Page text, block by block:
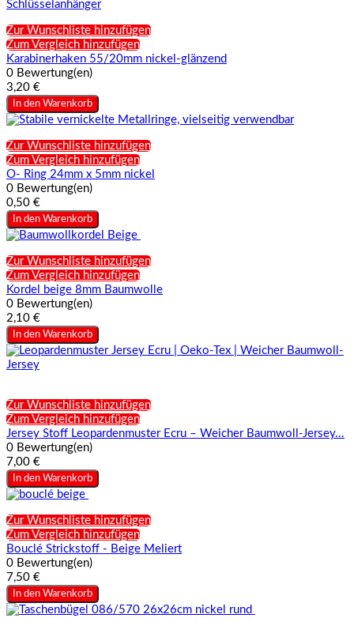
Zur Wunschliste hinzufügen
Zum Vergleich hinzufügen
Karabinerhaken 55/20mm nickel-glänzend
0 Bewertung(en)
3,20 €
In den Warenkorb
Zur Wunschliste hinzufügen
Zum Vergleich hinzufügen
O- Ring 24mm x 5mm nickel
0 Bewertung(en)
0,50 €
In den Warenkorb
Zur Wunschliste hinzufügen
Zum Vergleich hinzufügen
Kordel beige 8mm Baumwolle
0 Bewertung(en)
2,10 €
In den Warenkorb
Zur Wunschliste hinzufügen
Zum Vergleich hinzufügen
Jersey Stoff Leopardenmuster Ecru – Weicher Baumwoll-Jersey...
0 Bewertung(en)
7,00 €
In den Warenkorb
Zur Wunschliste hinzufügen
Zum Vergleich hinzufügen
Bouclé Strickstoff - Beige Meliert
0 Bewertung(en)
7,50 €
In den Warenkorb